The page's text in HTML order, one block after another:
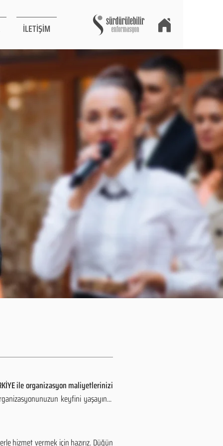
İLETİŞİM
ile organizasyon maliyetlerinizi
keyfini yaşayın...
hizmet vermek için hazırız. Düğün